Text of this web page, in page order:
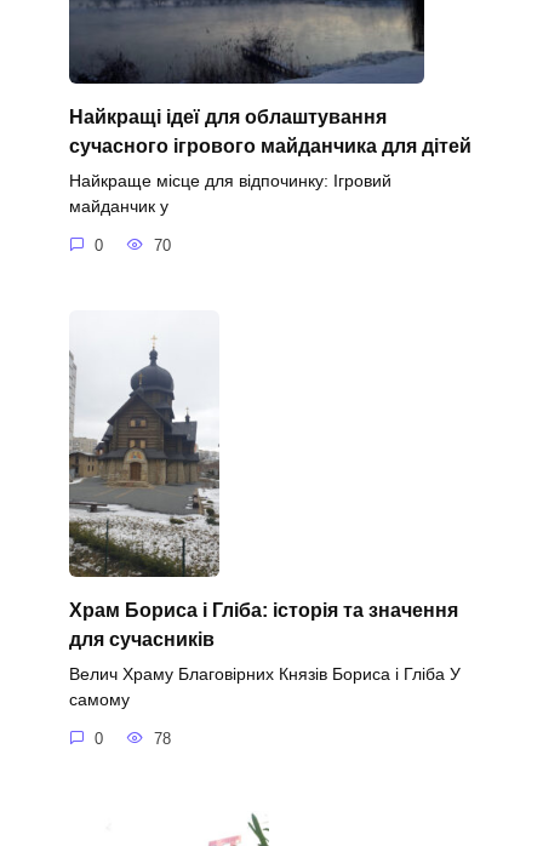
Найкращі ідеї для облаштування
сучасного ігрового майданчика для дітей
Найкраще місце для відпочинку: Ігровий
майданчик у
0 70
Храм Бориса і Гліба: історія та значення
для сучасників
Велич Храму Благовірних Князів Бориса і Гліба У
самому
0 78